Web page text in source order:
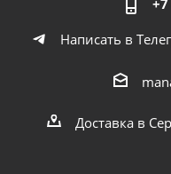
Написать в
Доставка в